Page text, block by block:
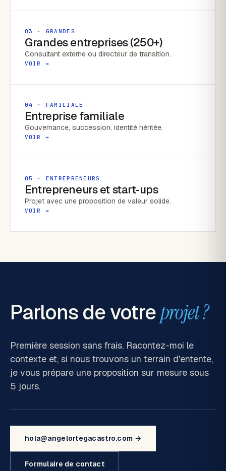
03 · GRANDES
Grandes entreprises (250+)
Consultant externe ou directeur de transition.
VOIR →
04 · FAMILIALE
Entreprise familiale
Gouvernance, succession, identité héritée.
VOIR →
05 · ENTREPRENEURS
Entrepreneurs et start-ups
Projet avec une proposition de valeur solide.
VOIR →
Parlons de votreprojet ?
Première session sans frais. Racontez-moi le
contexte et, si nous trouvons un terrain d'entente,
je vous prépare une proposition sur mesure sous
5 jours.
hola@angelortegacastro.com →
Formulaire de contact